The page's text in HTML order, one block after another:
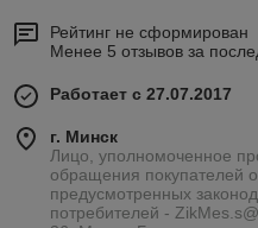
Рейтинг не сформирован
Менее 5 отзывов за
Работает с 27.07.2017
г. Минск
Лицо, уполномоченное
обращения покупателей
предусмотренных
потребителей -